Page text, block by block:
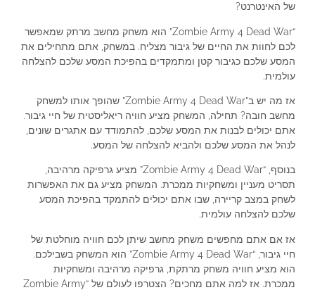
של האינטרנט?
“Zombie Army 4 Dead War” הוא משחק מחשב מרתק שמאפשר
לכם לחוות את החיים של גיבור מצליח. במשחק, אתם מתחילים את
המסע שלכם כגיבור קטן ומתמקדים בהפיכת המסע שלכם להצלחה
עולמית.
אז מה יש ב”Zombie Army 4 Dead War” שהופך אותו למשחק
מחשב חובה? תחילה, המשחק מציע חוויה ריאליסטית של חיי גיבור.
אתם יכולים לבנות את המסע שלכם, להתמודד עם אתגרים שונים,
לנהל את המסע שלכם ולהביא להצלחה של המסע.
בנוסף, “Zombie Army 4 Dead War” מציע גרפיקה מרהיבה,
תסריט מעניין ומשחקיות ממכרת. המשחק מציע גם את האפשרות
לשחק במצב קריירה, שבו אתם יכולים להתמקד בהפיכת המסע
שלכם להצלחה עולמית.
אז אם אתם מחפשים משחק מחשב שיתן לכם חוויה מוחלטת של
חיי גיבור, “Zombie Army 4 Dead War” הוא המשחק בשבילכם.
הוא מציע חוויה משחק מרתקת, גרפיקה מרהיבה ומשחקיות
ממכרת. אז למה אתם מחכים? הצטרפו לעולם של “Zombie Army